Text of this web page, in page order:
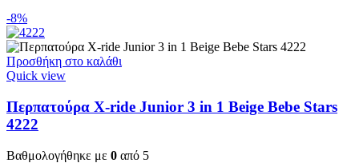
-8%
Προσθήκη στο καλάθι
Quick view
Περπατούρα X-ride Junior 3 in 1 Beige Bebe Stars
4222
Βαθμολογήθηκε με 0 από 5